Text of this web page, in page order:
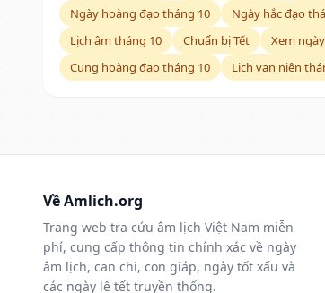
Ngày hoàng đạo tháng 10
Ngày hắc đạo
Lịch âm tháng 10
Chuẩn bị Tết
Xem
Cung hoàng đạo tháng 10
Lịch vạn niên
Về Amlich.org
Trang web tra cứu âm lịch Việt Nam miễn
phí, cung cấp thông tin chính xác về ngày
âm lịch, can chi, con giáp, ngày tốt xấu và
các ngày lễ tết truyền thống.